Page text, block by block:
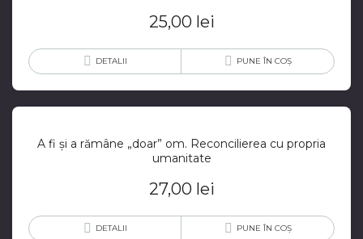
25,00 lei
DETALII PUNE ÎN COȘ
A fi și a rămâne „doar” om. Reconcilierea cu propria
umanitate
27,00 lei
DETALII PUNE ÎN COȘ